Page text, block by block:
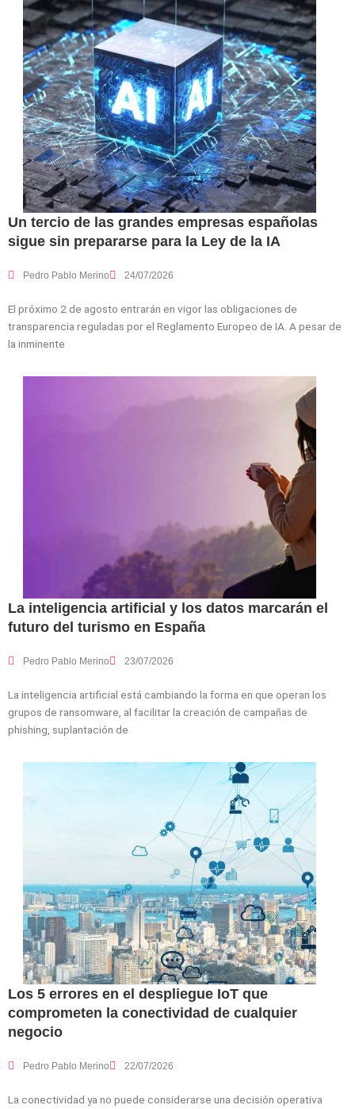
Un tercio de las grandes empresas españolas
sigue sin prepararse para la Ley de la IA
Pedro Pablo Merino 24/07/2026
El próximo 2 de agosto entrarán en vigor las obligaciones de
transparencia reguladas por el Reglamento Europeo de IA. A pesar de
la inminente
La inteligencia artificial y los datos marcarán el
futuro del turismo en España
Pedro Pablo Merino 23/07/2026
La inteligencia artificial está cambiando la forma en que operan los
grupos de ransomware, al facilitar la creación de campañas de
phishing, suplantación de
Los 5 errores en el despliegue IoT que
comprometen la conectividad de cualquier
negocio
Pedro Pablo Merino 22/07/2026
La conectividad ya no puede considerarse una decisión operativa